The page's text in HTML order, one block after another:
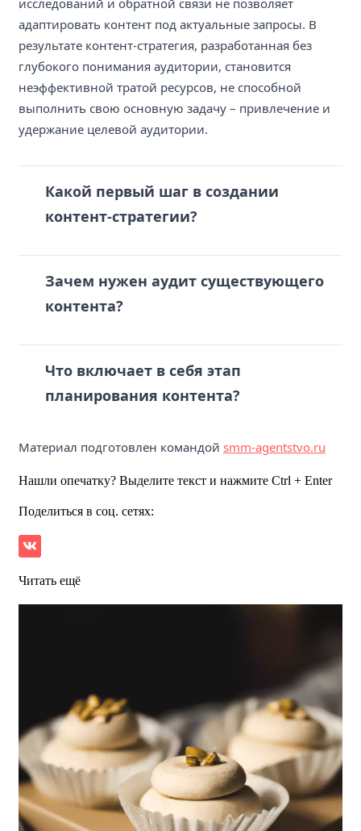
адаптировать контент под актуальные запросы. В
результате контент-стратегия, разработанная без
глубокого понимания аудитории, становится
неэффективной тратой ресурсов, не способной
выполнить свою основную задачу – привлечение и
удержание целевой аудитории.
Какой первый шаг в создании
контент-стратегии?
Зачем нужен аудит существующего
контента?
Что включает в себя этап
планирования контента?
Материал подготовлен командой smm-agentstvo.ru
Нашли опечатку? Выделите текст и нажмите Ctrl + Enter
Поделиться в соц. сетях:
Читать ещё